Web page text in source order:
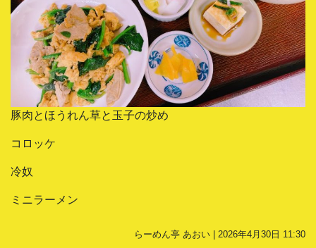
豚肉とほうれん草と玉子の炒め
コロッケ
冷奴
ミニラーメン
らーめん亭 あおい | 2026年4月30日 11:30